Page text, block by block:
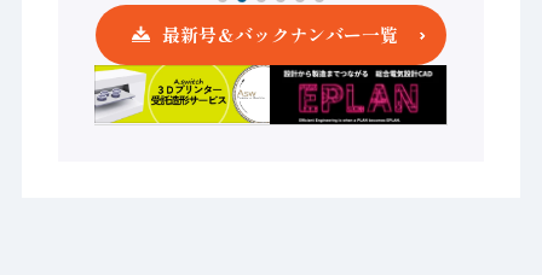
最新号＆バックナンバー一覧